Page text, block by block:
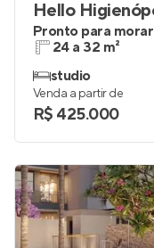
Hello
Pronto para morar
24 a 32 m²
studio
Venda a partir de
R$ 425.000